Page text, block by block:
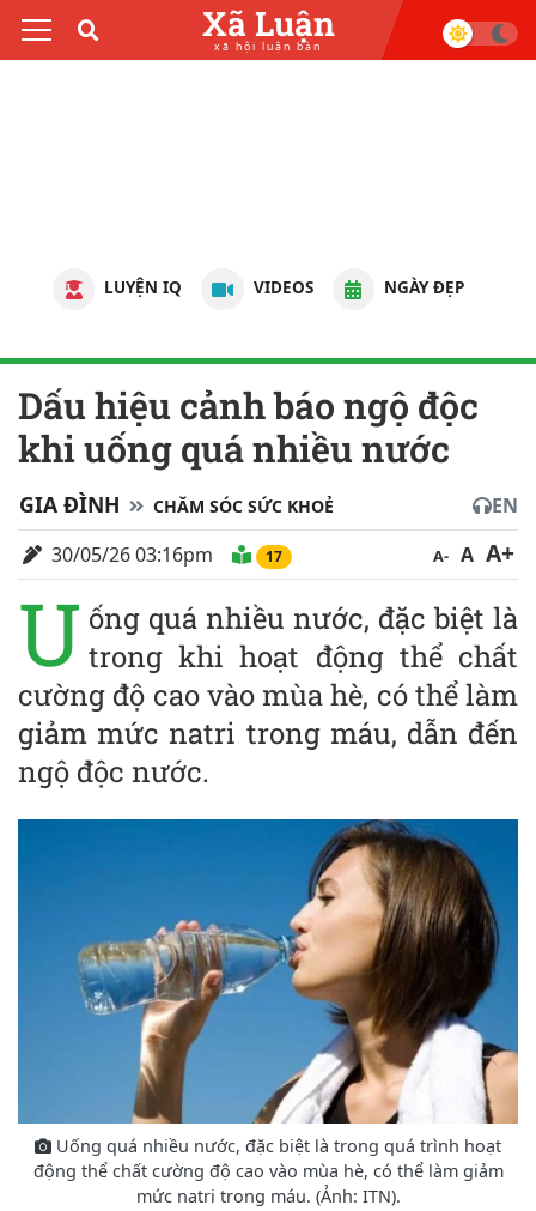
Xã Luận
xã hội luận bàn
LUYỆN IQ VIDEOS NGÀY ĐẸP
Dấu hiệu cảnh báo ngộ độc
khi uống quá nhiều nước
GIA ĐÌNH CHĂM SÓC SỨC KHOẺ
EN
30/05/26 03:16pm
17 A- A A+
U ống quá nhiều nước, đặc biệt là
trong khi hoạt động thể chất
cường độ cao vào mùa hè, có thể làm
giảm mức natri trong máu, dẫn đến
ngộ độc nước.
Uống quá nhiều nước, đặc biệt là trong quá trình hoạt
động thể chất cường độ cao vào mùa hè, có thể làm giảm
mức natri trong máu. (Ảnh: ITN).